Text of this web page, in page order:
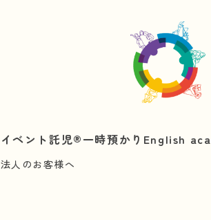
イベント託児®︎
法人のお客様へ
一時預かり English